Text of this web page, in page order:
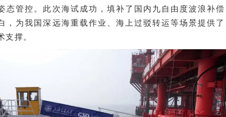
态管控。此次海试成功，填补了国内九自由度波浪补偿
，为我国深远海重载作业、海上过驳转运等场景提供了
支撑。